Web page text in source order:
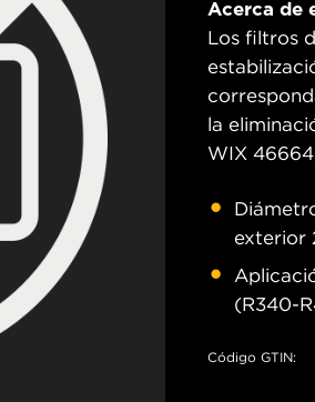
Acerca de
Los filtros
la
WIX
exterior
(R340-
Código GTIN: